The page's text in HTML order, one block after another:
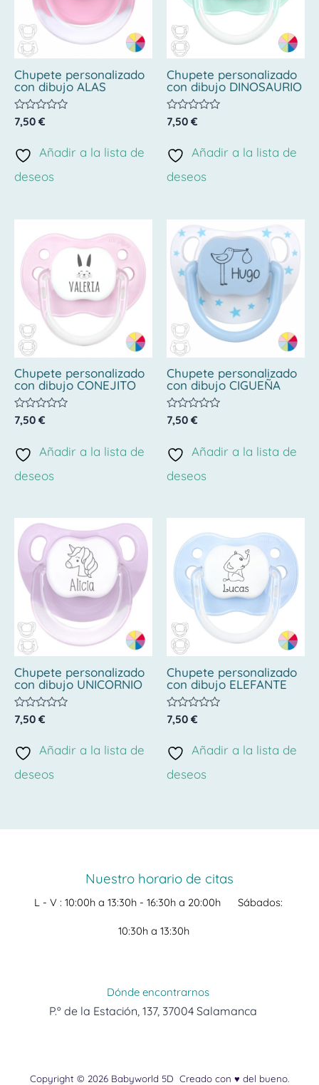
Chupete personalizado
con dibujo ALAS
Valorado
con
de
5
7,50 €
Añadir a la lista de
deseos
Chupete personalizado
con dibujo DINOSAURIO
Valorado
con
de
5
7,50 €
Añadir a la lista de
deseos
Chupete personalizado
con dibujo CONEJITO
Valorado
con
de
5
7,50 €
Añadir a la lista de
deseos
Chupete personalizado
con dibujo CIGUEÑA
Valorado
con
de
5
7,50 €
Añadir a la lista de
deseos
Chupete personalizado
con dibujo UNICORNIO
Valorado
con
de
5
7,50 €
Añadir a la lista de
deseos
Chupete personalizado
con dibujo ELEFANTE
Valorado
con
de
5
7,50 €
Añadir a la lista de
deseos
Nuestro horario de citas
L - V : 10:00h a 13:30h - 16:30h a 20:00h Sábados:
10:30h a 13:30h
Dónde encontrarnos
P.º de la Estación, 137, 37004 Salamanca
Copyright © 2026 Babyworld 5D Creado con ♥ del bueno.